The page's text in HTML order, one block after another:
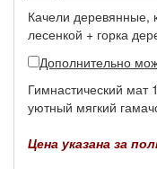
Качели
лесенкой + горка
Дополнительно
Гимнастический мат
уютный мягкий
Цена указана за